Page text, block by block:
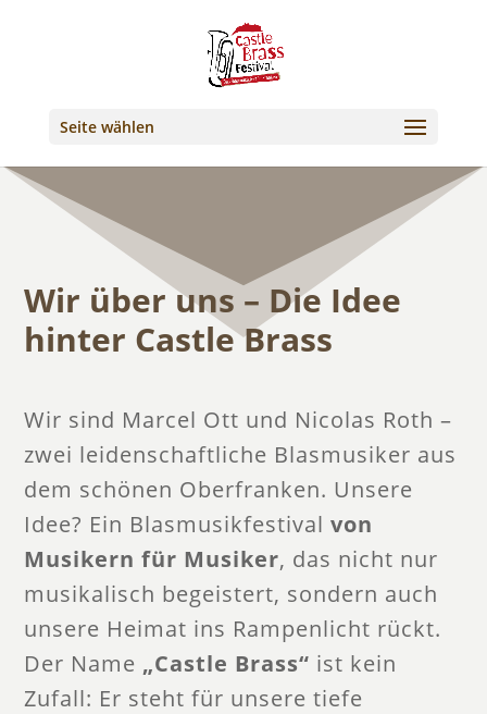
Seite wählen
Wir über uns – Die Idee
hinter Castle Brass
Wir sind Marcel Ott und Nicolas Roth –
zwei leidenschaftliche Blasmusiker aus
dem schönen Oberfranken. Unsere
Idee? Ein Blasmusikfestivalvon
Musikern für Musiker, das nicht nur
musikalisch begeistert, sondern auch
unsere Heimat ins Rampenlicht rückt.
Der Name „Castle Brass“ ist kein
Zufall: Er steht für unsere tiefe